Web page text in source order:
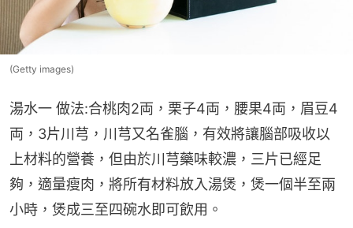
(Getty images)
湯水一 做法:合桃肉2両，栗子4両，腰果4両，眉豆4
両，3片川芎，川芎又名雀腦，有效將讓腦部吸收以
上材料的營養，但由於川芎藥味較濃，三片已經足
夠，適量瘦肉，將所有材料放入湯煲，煲一個半至兩
小時，煲成三至四碗水即可飲用。